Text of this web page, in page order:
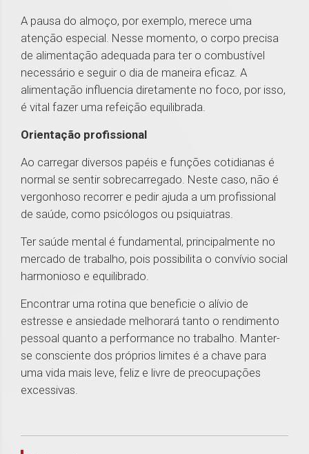
A pausa do almoço, por exemplo, merece uma
atenção especial. Nesse momento, o corpo precisa
de alimentação adequada para ter o combustível
necessário e seguir o dia de maneira eficaz. A
alimentação influencia diretamente no foco, por isso,
é vital fazer uma refeição equilibrada.
Orientação profissional
Ao carregar diversos papéis e funções cotidianas é
normal se sentir sobrecarregado. Neste caso, não é
vergonhoso recorrer e pedir ajuda a um profissional
de saúde, como psicólogos ou psiquiatras.
Ter saúde mental é fundamental, principalmente no
mercado de trabalho, pois possibilita o convívio social
harmonioso e equilibrado.
Encontrar uma rotina que beneficie o alívio de
estresse e ansiedade melhorará tanto o rendimento
pessoal quanto a performance no trabalho. Manter-
se consciente dos próprios limites é a chave para
uma vida mais leve, feliz e livre de preocupações
excessivas.